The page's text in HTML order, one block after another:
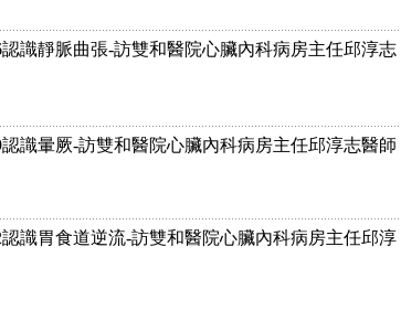
認識靜脈曲張-訪雙和醫院心臟內科病房主任邱淳志
認識暈厥-訪雙和醫院心臟內科病房主任邱淳志醫師
認識胃食道逆流-訪雙和醫院心臟內科病房主任邱淳